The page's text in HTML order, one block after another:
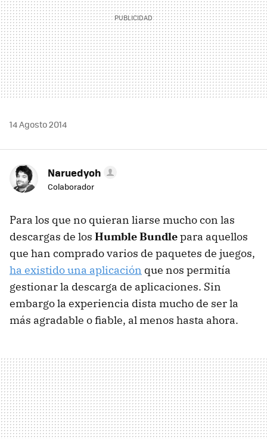
14 Agosto 2014
Naruedyoh
Colaborador
Para los que no quieran liarse mucho con las
descargas de los Humble Bundlepara aquellos
que han comprado varios de paquetes de juegos,
ha existido una aplicación que nos permitía
gestionar la descarga de aplicaciones. Sin
embargo la experiencia dista mucho de ser la
más agradable o fiable, al menos hasta ahora.